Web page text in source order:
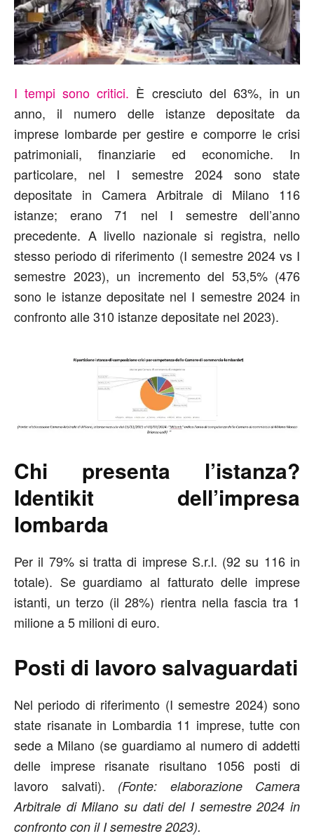
I tempi sono critici. È cresciuto del 63%, in un
anno, il numero delle istanze depositate da
imprese lombarde per gestire e comporre le crisi
patrimoniali, finanziarie ed economiche. In
particolare, nel I semestre 2024 sono state
depositate in Camera Arbitrale di Milano 116
istanze; erano 71 nel I semestre dell’anno
precedente. A livello nazionale si registra, nello
stesso periodo di riferimento (I semestre 2024 vs I
semestre 2023), un incremento del 53,5% (476
sono le istanze depositate nel I semestre 2024 in
confronto alle 310 istanze depositate nel 2023).
Chi presenta l’istanza?
Identikit dell’impresa
lombarda
Per il 79% si tratta di imprese S.r.l. (92 su 116 in
totale). Se guardiamo al fatturato delle imprese
istanti, un terzo (il 28%) rientra nella fascia tra 1
milione a 5 milioni di euro.
Posti di lavoro salvaguardati
Nel periodo di riferimento (I semestre 2024) sono
state risanate in Lombardia 11 imprese, tutte con
sede a Milano (se guardiamo al numero di addetti
delle imprese risanate risultano 1056 posti di
lavoro salvati). (Fonte: elaborazione Camera
Arbitrale di Milano su dati del I semestre 2024 in
confronto con il I semestre 2023).